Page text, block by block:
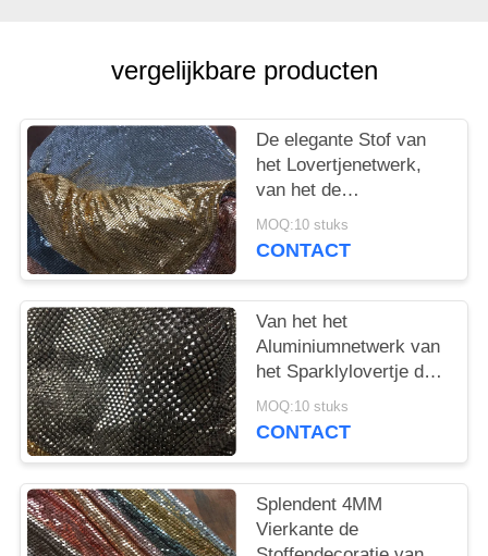
vergelijkbare producten
De elegante Stof van
het Lovertjenetwerk,
van het de
Verbindingsmetaal van
Aluminiumvlokken het
MOQ:10 stuks
CONTACT
Van het het
Aluminiumnetwerk van
het Sparklylovertje de
Vlok van de de
Stoffenpiramide voor
MOQ:10 stuks
CONTACT
Splendent 4MM
Vierkante de